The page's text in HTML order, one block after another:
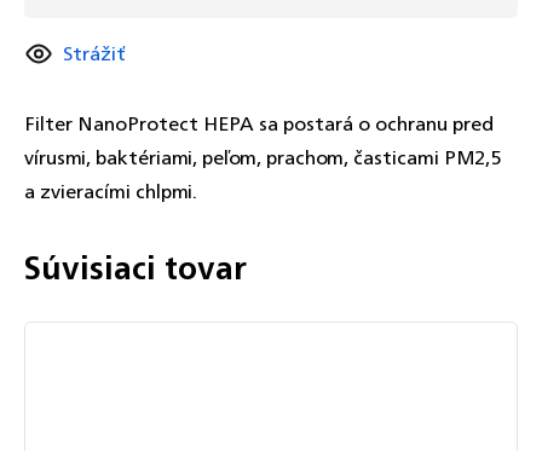
Filter NanoProtect HEPA sa postará o ochranu pred
vírusmi, baktériami, peľom, prachom, časticami PM2,5
a zvieracími chlpmi.
Strážiť
Súvisiaci tovar